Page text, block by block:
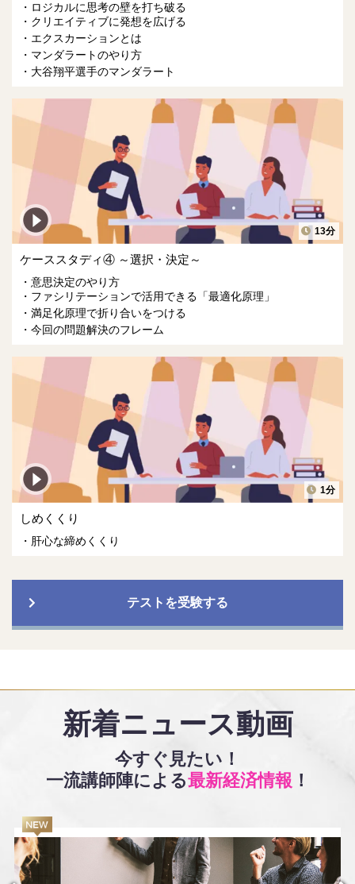
ロジカルに思考の壁を打ち破る
クリエイティブに発想を広げる
エクスカーションとは
マンダラートのやり方
大谷翔平選手のマンダラート
13分
ケーススタディ④ ～選択・決定～
意思決定のやり方
ファシリテーションで活用できる「最適化原理」
満足化原理で折り合いをつける
今回の問題解決のフレーム
1分
しめくくり
肝心な締めくくり
テストを受験する
新着ニュース動画
今すぐ見たい！
一流講師陣による最新経済情報 ！